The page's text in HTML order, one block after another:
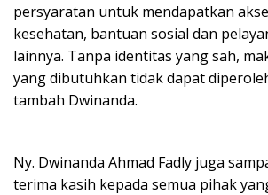
persyaratan untuk mendapatkan
kesehatan, bantuan sosial dan
lainnya. Tanpa identitas yang sah,
yang dibutuhkan tidak dapat
tambah Dwinanda.
Ny. Dwinanda Ahmad Fadly juga
terima kasih kepada semua pihak